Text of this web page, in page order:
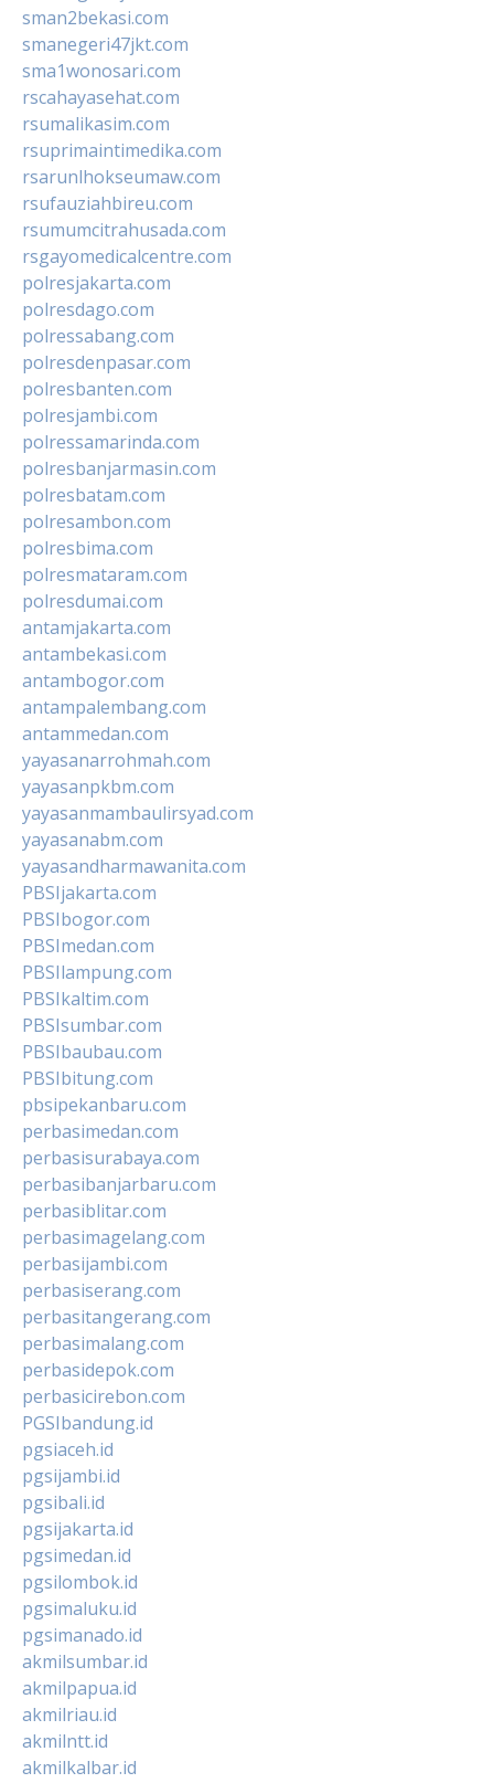
sman2bekasi.com
smanegeri47jkt.com
sma1wonosari.com
rscahayasehat.com
rsumalikasim.com
rsuprimaintimedika.com
rsarunlhokseumaw.com
rsufauziahbireu.com
rsumumcitrahusada.com
rsgayomedicalcentre.com
polresjakarta.com
polresdago.com
polressabang.com
polresdenpasar.com
polresbanten.com
polresjambi.com
polressamarinda.com
polresbanjarmasin.com
polresbatam.com
polresambon.com
polresbima.com
polresmataram.com
polresdumai.com
antamjakarta.com
antambekasi.com
antambogor.com
antampalembang.com
antammedan.com
yayasanarrohmah.com
yayasanpkbm.com
yayasanmambaulirsyad.com
yayasanabm.com
yayasandharmawanita.com
PBSIjakarta.com
PBSIbogor.com
PBSImedan.com
PBSIlampung.com
PBSIkaltim.com
PBSIsumbar.com
PBSIbaubau.com
PBSIbitung.com
pbsipekanbaru.com
perbasimedan.com
perbasisurabaya.com
perbasibanjarbaru.com
perbasiblitar.com
perbasimagelang.com
perbasijambi.com
perbasiserang.com
perbasitangerang.com
perbasimalang.com
perbasidepok.com
perbasicirebon.com
PGSIbandung.id
pgsiaceh.id
pgsijambi.id
pgsibali.id
pgsijakarta.id
pgsimedan.id
pgsilombok.id
pgsimaluku.id
pgsimanado.id
akmilsumbar.id
akmilpapua.id
akmilriau.id
akmilntt.id
akmilkalbar.id